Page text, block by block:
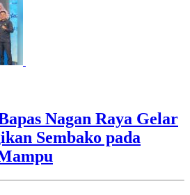
Nagan Raya Gelar
Sembako pada